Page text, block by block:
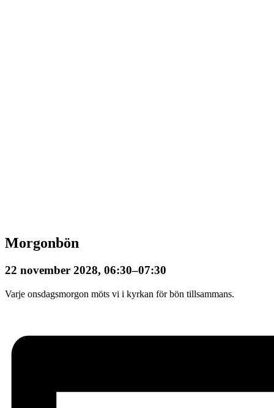
Morgonbön
22 november 2028, 06:30–07:30
Varje onsdagsmorgon möts vi i kyrkan för bön tillsammans.